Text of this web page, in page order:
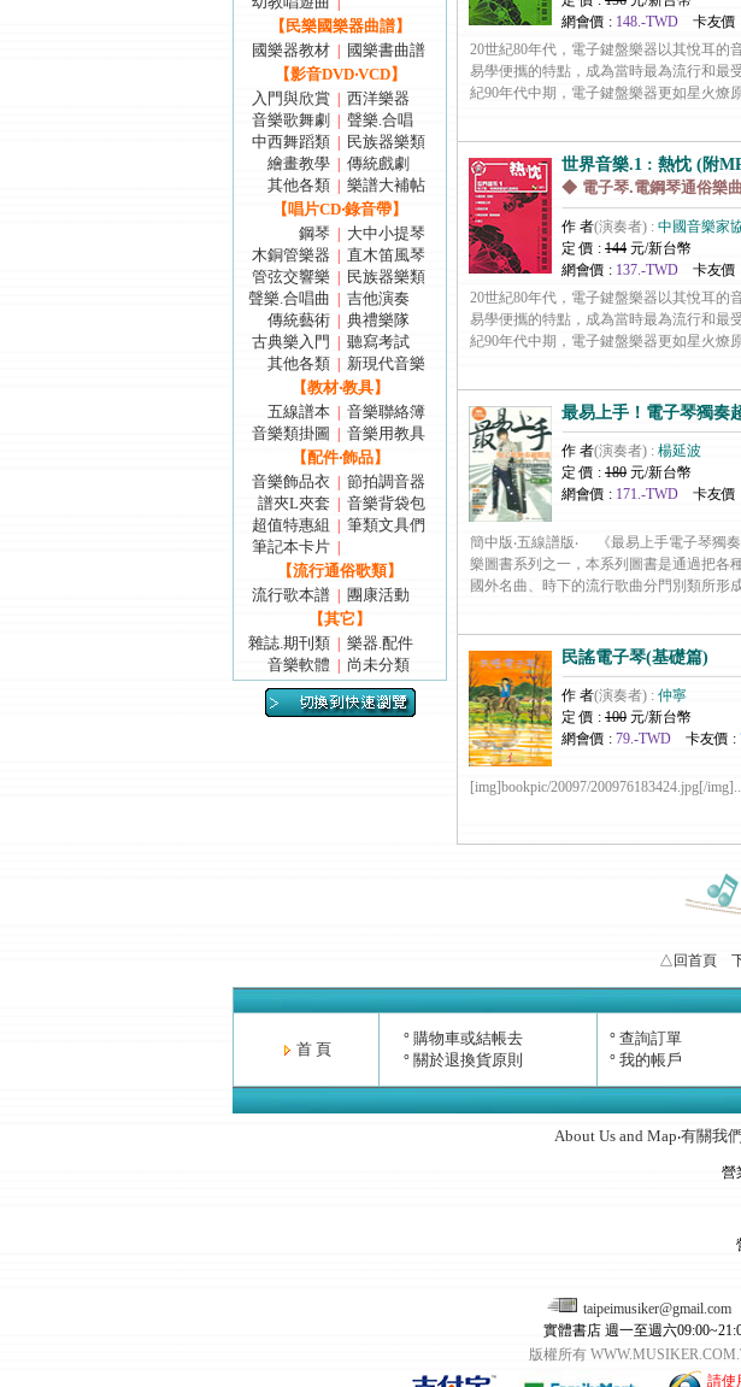
【民樂國樂器曲譜】
國樂器教材
國樂書曲譜
【影音DVD‧VCD】
入門與欣賞
西洋樂器
音樂歌舞劇
聲樂.合唱
中西舞蹈類
民族器樂類
繪畫教學
傳統戲劇
其他各類
樂譜大補帖
【唱片CD‧錄音帶】
鋼琴
大中小提琴
木銅管樂器
直木笛風琴
管弦交響樂
民族器樂類
聲樂.合唱曲
吉他演奏
傳統藝術
典禮樂隊
古典樂入門
聽寫考試
其他各類
新現代音樂
【教材‧教具】
五線譜本
音樂聯絡簿
音樂類掛圖
音樂用教具
【配件‧飾品】
音樂飾品衣
節拍調音器
譜夾L夾套
音樂背袋包
超值特惠組
筆類文具們
筆記本卡片
【流行通俗歌類】
流行歌本譜
團康活動
【其它】
雜誌.期刊類
樂器.配件
音樂軟體
尚未分類
網會價 : 148.-TWD 卡友價
20世紀80年代，電子鍵盤樂器以其悅耳的
易學便攜的特點，成為當時最為流行和最
紀90年代中期，電子鍵盤樂器更如星火燎
世界音樂.1 : 熱忱 (附
◆ 電子琴.電鋼琴通俗樂
作 者(演奏者) : 中國音樂家
定 價 : 144 元/新台幣
網會價 : 137.-TWD 卡友價
20世紀80年代，電子鍵盤樂器以其悅耳的
易學便攜的特點，成為當時最為流行和最
紀90年代中期，電子鍵盤樂器更如星火燎
最易上手！電子琴獨奏
作 者(演奏者) : 楊延波
定 價 : 180 元/新台幣
網會價 : 171.-TWD 卡友價
簡中版‧五線譜版‧ 《最易上手電子琴獨
樂圖書系列之一，本系列圖書是通過把各
國外名曲、時下的流行歌曲分門別類所形
民謠電子琴(基礎篇)
作 者(演奏者) : 仲寧
定 價 : 100 元/新台幣
網會價 : 79.-TWD 卡友價 :
[img]bookpic/20097/200976183424.jpg[/
△回首頁
首 頁
° 購物車或結帳去
° 關於退換貨原則
° 查詢訂單
° 我的帳戶
About Us and Map‧有關我
營
taipeimusiker@gmail.com
實體書店 週一至週六
版權所有
請使